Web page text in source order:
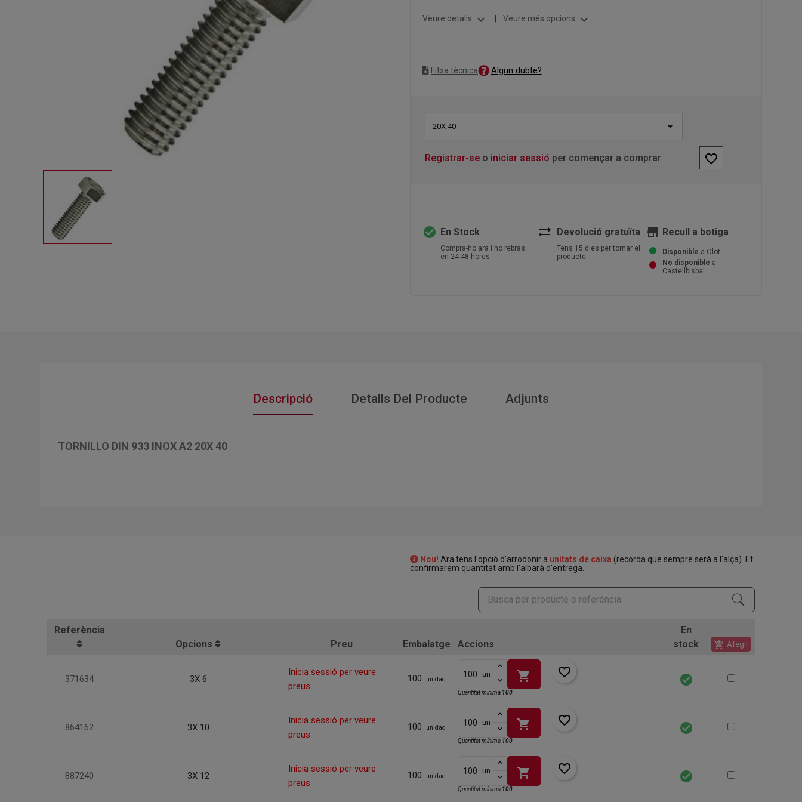
Veure detalls expand_more Veure més opcions expand_more
Fitxa tècnica Algun dubte?
20X 40
Registrar-se o iniciar sessió per començar a comprar favorite_border
check_circle En Stock
Compra-ho ara i ho rebràs
en 24-48 hores
sync_alt Devolució gratuïta
Tens 15 dies per tornar el
producte
store Recull a botiga
Disponible a Olot
No disponible a
Castellbisbal
Descripció Detalls Del Producte Adjunts
TORNILLO DIN 933 INOX A2 20X 40
Nou! Ara tens l'opció d'arrodonir a unitats de caixa (recorda que sempre serà a l'alça). Et
confirmarem quantitat amb l'albarà d'entrega.
Referència
Opcions
Preu Embalatge Accions
En
stock
add_shopping_cart Afegir
371634 3X 6
Inicia sessió per veure
preus
100 unidad
un shopping_cart favorite_border
Quantitat mínima 100
check_circle
864162 3X 10
Inicia sessió per veure
preus
100 unidad
un shopping_cart favorite_border
Quantitat mínima 100
check_circle
887240 3X 12
Inicia sessió per veure
preus
100 unidad
un shopping_cart favorite_border
Quantitat mínima 100
check_circle